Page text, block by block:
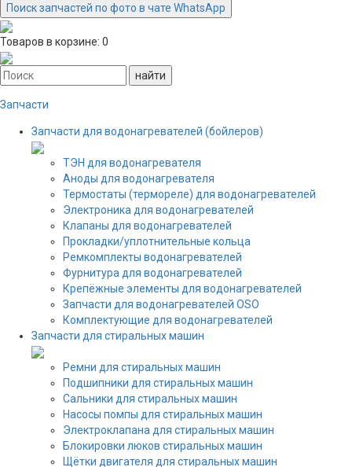
Поиск запчастей по фото в чате WhatsApp
Товаров в корзине: 0
Запчасти
Запчасти для водонагревателей (бойлеров)
ТЭН для водонагревателя
Аноды для водонагревателя
Термостаты (термореле) для водонагревателей
Электроника для водонагревателей
Клапаны для водонагревателей
Прокладки/уплотнительные кольца
Ремкомплекты водонагревателей
Фурнитура для водонагревателей
Крепёжные элементы для водонагревателей
Запчасти для водонагревателей OSO
Комплектующие для водонагревателей
Запчасти для стиральных машин
Ремни для стиральных машин
Подшипники для стиральных машин
Сальники для стиральных машин
Насосы помпы для стиральных машин
Электроклапана для стиральных машин
Блокировки люков стиральных машин
Щётки двигателя для стиральных машин